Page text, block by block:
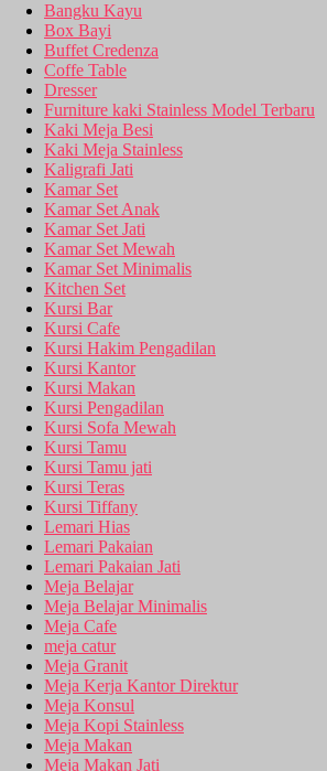
Bangku Kayu
Box Bayi
Buffet Credenza
Coffe Table
Dresser
Furniture kaki Stainless Model Terbaru
Kaki Meja Besi
Kaki Meja Stainless
Kaligrafi Jati
Kamar Set
Kamar Set Anak
Kamar Set Jati
Kamar Set Mewah
Kamar Set Minimalis
Kitchen Set
Kursi Bar
Kursi Cafe
Kursi Hakim Pengadilan
Kursi Kantor
Kursi Makan
Kursi Pengadilan
Kursi Sofa Mewah
Kursi Tamu
Kursi Tamu jati
Kursi Teras
Kursi Tiffany
Lemari Hias
Lemari Pakaian
Lemari Pakaian Jati
Meja Belajar
Meja Belajar Minimalis
Meja Cafe
meja catur
Meja Granit
Meja Kerja Kantor Direktur
Meja Konsul
Meja Kopi Stainless
Meja Makan
Meja Makan Jati